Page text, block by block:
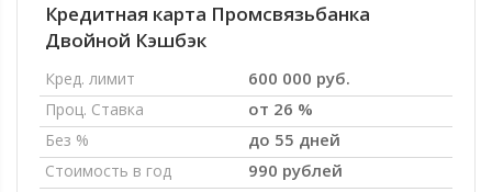
Кредитная карта Промсвязьбанка
Двойной Кэшбэк
Кред. лимит 600 000 руб.
Проц. Ставка от 26 %
Без % до 55 дней
Стоимость в год 990 рублей